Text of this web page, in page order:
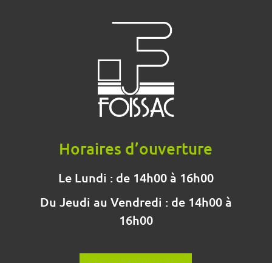
Horaires d’ouverture
Le Lundi : de 14h00 à 16h00
Du Jeudi au Vendredi : de 14h00 à
16h00